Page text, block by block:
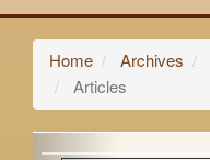
Home Archives
Articles